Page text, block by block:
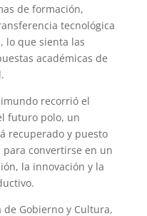
de formación,
tecnológica
lo que sienta las
académicas de
recorrió el
futuro polo, un
recuperado y puesto
convertirse en un
la innovación y la
Gobierno y Cultura,